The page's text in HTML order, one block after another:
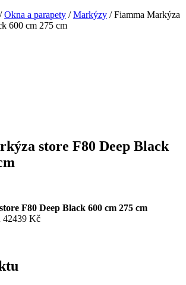
/Okna a parapety /Markýzy / Fiamma Markýza
600 cm 275 cm
store F80 Deep Black
F80 Deep Black 600 cm 275 cm
42439 Kč